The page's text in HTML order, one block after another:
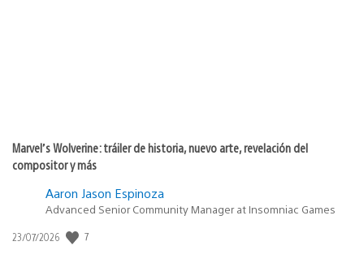
Marvel’s Wolverine: tráiler de historia, nuevo arte, revelación del
compositor y más
Aaron Jason Espinoza
Advanced Senior Community Manager at Insomniac Games
Fecha
23/07/2026 7